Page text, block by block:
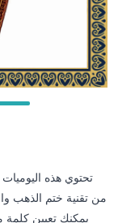
تحتوي هذه
من تقنية ختم الذهب
يمكنك تعيين كلمة